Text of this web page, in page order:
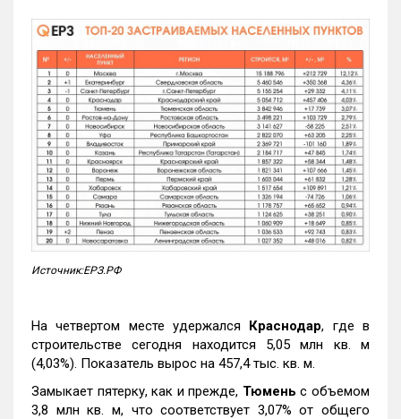
Источник:ЕРЗ.РФ
На четвертом месте удержался Краснодар, где в
строительстве сегодня находится 5,05 млн кв. м
(4,03%). Показатель вырос на 457,4 тыс. кв. м.
Замыкает пятерку, как и прежде, Тюмень с объемом
3,8 млн кв. м, что соответствует 3,07% от общего